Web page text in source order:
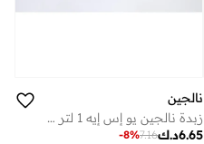
نالجين
زبدة نالجين يو إس إيه 1 لتر ذات الفم العريض
د.ك6.65
7.16
-8%